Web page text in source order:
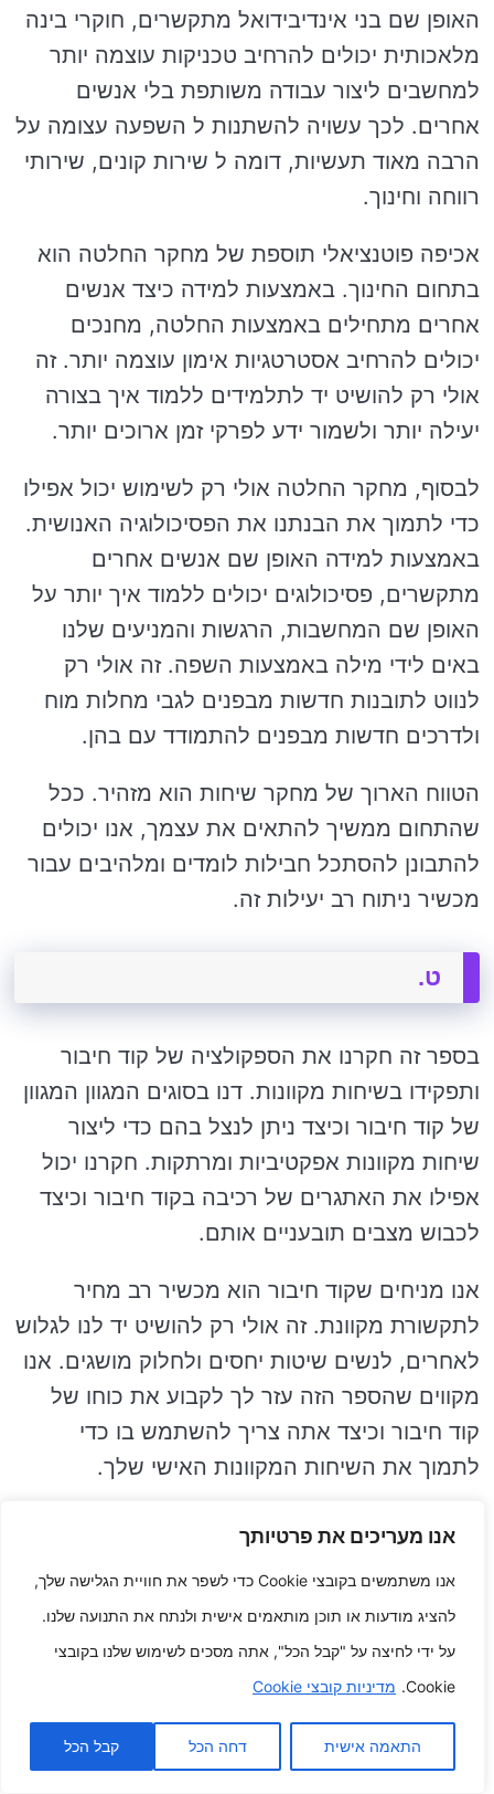
אנו מעריכים את פרטיותך
אנו משתמשים בקובצי Cookie כדי לשפר את חוויית הגלישה שלך,
להציג מודעות או תוכן מותאמים אישית ולנתח את התנועה שלנו.
על ידי לחיצה על "קבל הכל", אתה מסכים לשימוש שלנו בקובצי
Cookie. מדיניות קובצי Cookie
התאמה אישית דחה הכל קבל הכל
האופן שם בני אינדיבידואל מתקשרים, חוקרי בינה
מלאכותית יכולים להרחיב טכניקות עוצמה יותר
למחשבים ליצור עבודה משותפת בלי אנשים
אחרים. לכך עשויה להשתנות ל השפעה עצומה על
הרבה מאוד תעשיות, דומה ל שירות קונים, שירותי
רווחה וחינוך.
אכיפה פוטנציאלי תוספת של מחקר החלטה הוא
בתחום החינוך. באמצעות למידה כיצד אנשים
אחרים מתחילים באמצעות החלטה, מחנכים
יכולים להרחיב אסטרטגיות אימון עוצמה יותר. זה
אולי רק להושיט יד לתלמידים ללמוד איך בצורה
יעילה יותר ולשמור ידע לפרקי זמן ארוכים יותר.
לבסוף, מחקר החלטה אולי רק לשימוש יכול אפילו
כדי לתמוך את הבנתנו את הפסיכולוגיה האנושית.
באמצעות למידה האופן שם אנשים אחרים
מתקשרים, פסיכולוגים יכולים ללמוד איך יותר על
האופן שם המחשבות, הרגשות והמניעים שלנו
באים לידי מילה באמצעות השפה. זה אולי רק
לנווט לתובנות חדשות מבפנים לגבי מחלות מוח
ולדרכים חדשות מבפנים להתמודד עם בהן.
הטווח הארוך של מחקר שיחות הוא מזהיר. ככל
שהתחום ממשיך להתאים את עצמך, אנו יכולים
להתבונן להסתכל חבילות לומדים ומלהיבים עבור
מכשיר ניתוח רב יעילות זה.
ט.
בספר זה חקרנו את הספקולציה של קוד חיבור
ותפקידו בשיחות מקוונות. דנו בסוגים המגוון המגוון
של קוד חיבור וכיצד ניתן לנצל בהם כדי ליצור
שיחות מקוונות אפקטיביות ומרתקות. חקרנו יכול
אפילו את האתגרים של רכיבה בקוד חיבור וכיצד
לכבוש מצבים תובעניים אותם.
אנו מניחים שקוד חיבור הוא מכשיר רב מחיר
לתקשורת מקוונת. זה אולי רק להושיט יד לנו לגלוש
לאחרים, לנשים שיטות יחסים ולחלוק מושגים. אנו
מקווים שהספר הזה עזר לך לקבוע את כוחו של
קוד חיבור וכיצד אתה צריך להשתמש בו כדי
לתמוך את השיחות המקוונות האישי שלך.
ש: מהו מחקר החלטה?
ת: מחקר שיחות הוא המחקר של דרכים אנשים
אחרים מתקשרים באינטראקציות יומיומיות. שזה
אולי זרד בבלשנות המתמקד במבנה וביצועים
המחלוקת.
ש: מהם כמה יתרונות נהדרים של מחקר החלטה?